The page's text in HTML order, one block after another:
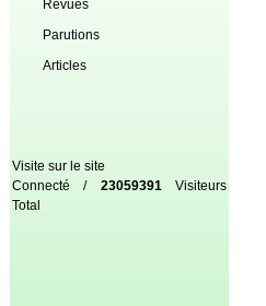
Revues
Parutions
Articles
Visite sur le site
Connecté / 23059391Visiteurs
Total